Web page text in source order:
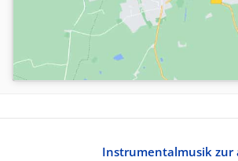
Instrumentalmusik zur